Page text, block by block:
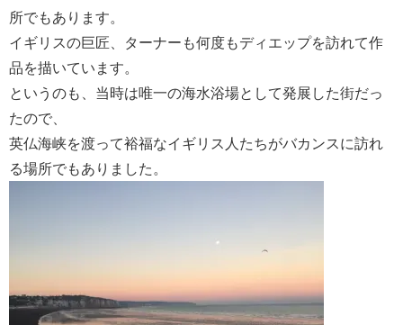
所でもあります。
イギリスの巨匠、ターナーも何度もディエップを訪れて作
品を描いています。
というのも、当時は唯一の海水浴場として発展した街だっ
たので、
英仏海峡を渡って裕福なイギリス人たちがバカンスに訪れ
る場所でもありました。